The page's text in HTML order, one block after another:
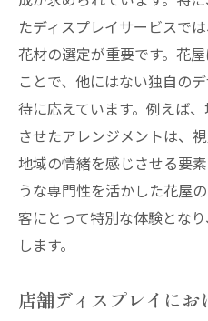
たディスプレイサービスで
花材の選定が重要です。花
ことで、他にはない独自の
待に応えています。例えば
させたアレンジメントは、
地域の情緒を感じさせる要
うな専門性を活かした花屋
客にとって特別な体験とな
します。
店舗ディスプレイに